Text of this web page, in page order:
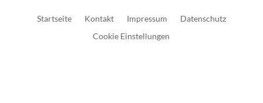
Startseite Kontakt Impressum
Datenschutz
Cookie Einstellungen